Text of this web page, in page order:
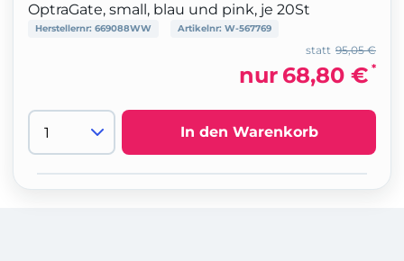
OptraGate, small, blau und pink, je 20St
Herstellernr: 669088WW Artikelnr: W-567769
95,05 €
statt
nur 68,80 € *
In den Warenkorb